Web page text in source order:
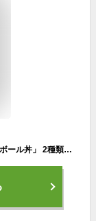
バレーボール 練習着 メンズ 半袖 Tシャツ 「バレーボール丼」 2種類から選べるワンポイントマーク (ノースアイランド) NORTHISLAND